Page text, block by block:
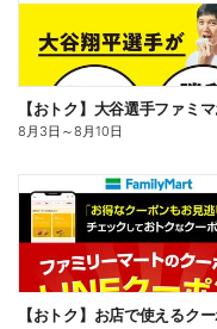
8月3日 ～8月10日